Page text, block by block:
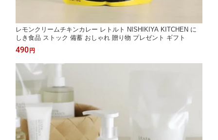
レモンクリームチキンカレー レトルト NISHIKIYA KITCHEN に
しき食品 ストック 備蓄 おしゃれ 贈り物 プレゼント ギフト
490 円